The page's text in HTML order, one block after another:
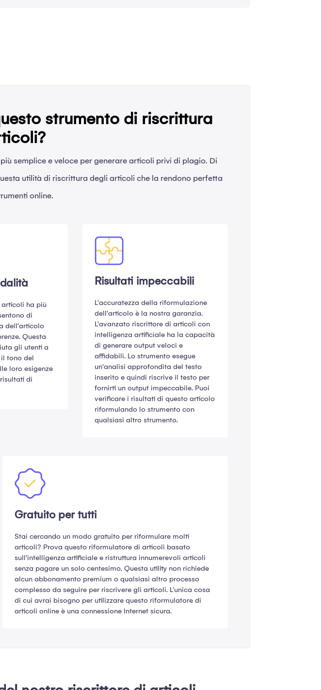
strumento di riscrittura
semplice e veloce per generare articoli privi di plagio. Di
utilità di riscrittura degli articoli che la rendono perfetta
online.
ha più
di
dell'articolo
Questa
gli utenti a
tono del
loro esigenze
di
Risultati impeccabili
L'accuratezza della riformulazione
dell'articolo è la nostra garanzia.
L'avanzato riscrittore di articoli con
intelligenza artificiale ha la capacità
di generare output veloci e
affidabili. Lo strumento esegue
un'analisi approfondita del testo
inserito e quindi riscrive il testo per
fornirti un output impeccabile. Puoi
verificare i risultati di questo articolo
riformulando lo strumento con
qualsiasi altro strumento.
Gratuito per tutti
Stai cercando un modo gratuito per riformulare molti
articoli? Prova questo riformulatore di articoli basato
sull'intelligenza artificiale e ristruttura innumerevoli articoli
senza pagare un solo centesimo. Questa utility non richiede
alcun abbonamento premium o qualsiasi altro processo
complesso da seguire per riscrivere gli articoli. L'unica cosa
di cui avrai bisogno per utilizzare questo riformulatore di
articoli online è una connessione Internet sicura.